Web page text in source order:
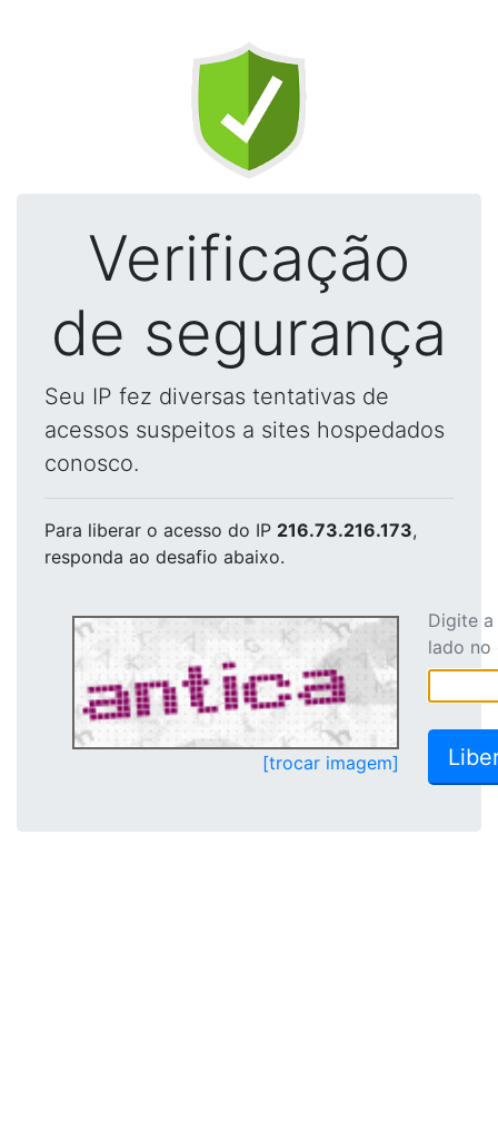
Verificação
de segurança
Seu IP fez diversas tentativas de
acessos suspeitos a sites hospedados
conosco.
Para liberar o acesso do IP 216.73.216.173,
responda ao desafio abaixo.
[trocar imagem]
Digite
lado no